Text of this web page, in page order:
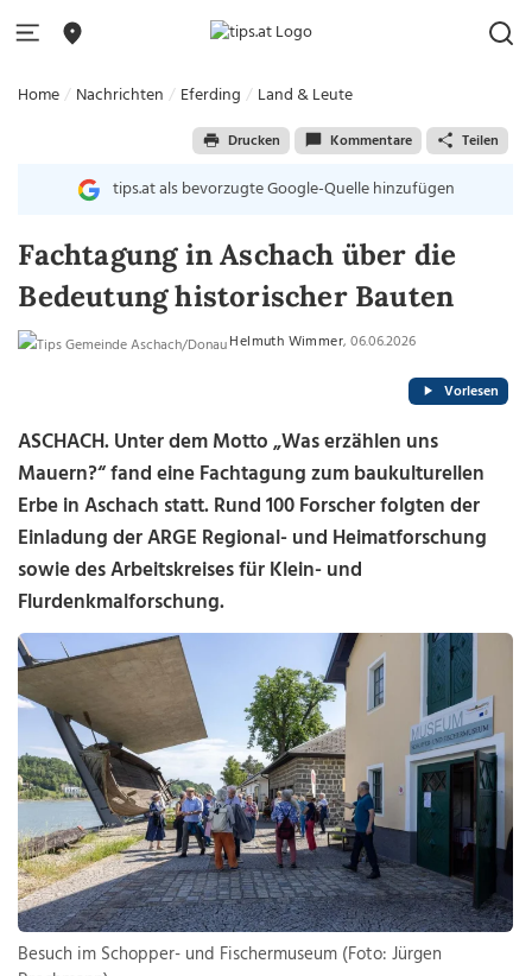
Home Nachrichten Eferding Land & Leute
Drucken Kommentare Teilen
tips.at als bevorzugte Google-Quelle hinzufügen
Fachtagung in Aschach über die
Bedeutung historischer Bauten
Helmuth Wimmer, 06.06.2026
Vorlesen
ASCHACH. Unter dem Motto „Was erzählen uns
Mauern?“ fand eine Fachtagung zum baukulturellen
Erbe in Aschach statt. Rund 100 Forscher folgten der
Einladung der ARGE Regional- und Heimatforschung
sowie des Arbeitskreises für Klein- und
Flurdenkmalforschung.
Besuch im Schopper- und Fischermuseum (Foto: Jürgen